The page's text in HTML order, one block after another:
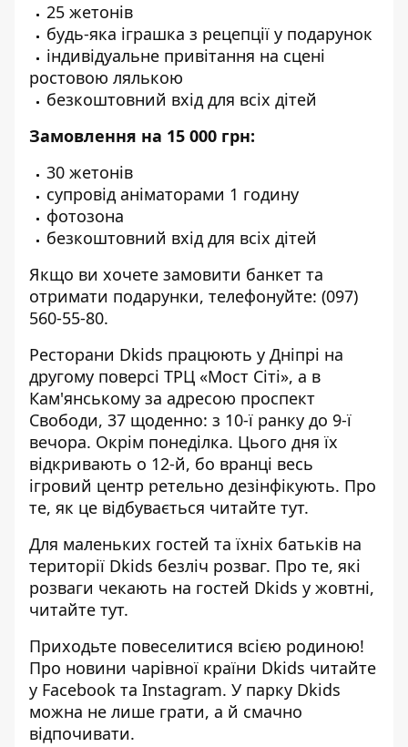
25 жетонів
будь-яка іграшка з рецепції у подарунок
індивідуальне привітання на сцені
ростовою лялькою
безкоштовний вхід для всіх дітей
Замовлення на 15 000 грн:
30 жетонів
супровід аніматорами 1 годину
фотозона
безкоштовний вхід для всіх дітей
Якщо ви хочете замовити банкет та
отримати подарунки, телефонуйте: (097)
560-55-80.
Ресторани Dkids працюють у Дніпрі на
другому поверсі ТРЦ «Мост Сіті», а в
Кам'янському за адресою проспект
Свободи, 37 щоденно: з 10-ї ранку до 9-ї
вечора. Окрім понеділка. Цього дня їх
відкривають о 12-й, бо вранці весь
ігровий центр ретельно дезінфікують. Про
те, як це відбувається читайте тут.
Для маленьких гостей та їхніх батьків на
території Dkids безліч розваг. Про те, які
розваги чекають на гостей Dkids у жовтні,
читайте тут.
Приходьте повеселитися всією родиною!
Про новини чарівної країни Dkids читайте
у Facebook та Instagram. У парку Dkids
можна не лише грати, а й смачно
відпочивати.